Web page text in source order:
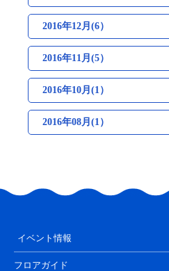
2016年12月(6）
2016年11月(5）
2016年10月(1）
2016年08月(1）
イベント情報
フロアガイド